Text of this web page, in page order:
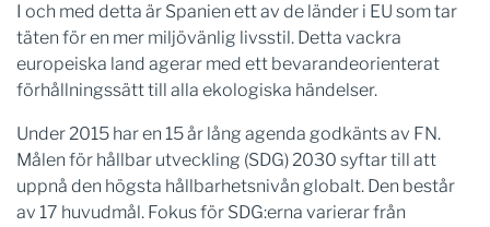
I och med detta är Spanien ett av de länder i EU som tar
täten för en mer miljövänlig livsstil. Detta vackra
europeiska land agerar med ett bevarandeorienterat
förhållningssätt till alla ekologiska händelser.
Under 2015 har en 15 år lång agenda godkänts av FN.
Målen för hållbar utveckling (SDG) 2030 syftar till att
uppnå den högsta hållbarhetsnivån globalt. Den består
av 17 huvudmål. Fokus för SDG:erna varierar från